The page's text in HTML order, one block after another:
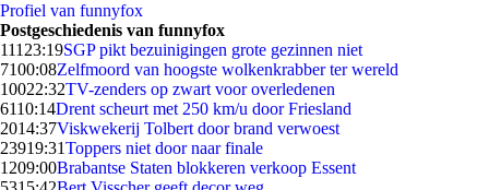
Profiel van funnyfox
Postgeschiedenis van funnyfox
111 23:19SGP pikt bezuinigingen grote gezinnen niet
7100:08Zelfmoord van hoogste wolkenkrabber ter wereld
10022:32TV-zenders op zwart voor overledenen
6110:14Drent scheurt met 250 km/u door Friesland
2014:37Viskwekerij Tolbert door brand verwoest
23919:31Toppers niet door naar finale
1209:00Brabantse Staten blokkeren verkoop Essent